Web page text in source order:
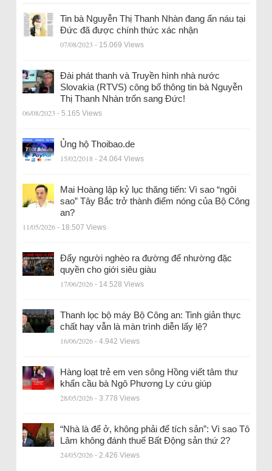
Tin bà Nguyễn Thị Thanh Nhàn đang ẩn náu tại
Đức đã được chính thức xác nhận
07/08/2023 - 15.069 Views
Đài phát thanh và Truyền hình nhà nước
Slovakia (RTVS) công bố thông tin bà Nguyễn
Thị Thanh Nhàn trốn sang Đức!
06/08/2023 - 5.165 Views
Ủng hộ Thoibao.de
15/02/2018 - 24.064 Views
Mai Hoàng lập kỷ lục thăng tiến: Vì sao “ngôi
sao” Tây Bắc trở thành điểm nóng của Bộ Công
an?
11/05/2026 - 18.507 Views
Đẩy người nghèo ra đường để nhường đặc
quyền cho giới siêu giàu
17/06/2026 - 14.528 Views
Thanh lọc bộ máy Bộ Công an: Tinh giản thực
chất hay vẫn là màn trình diễn lấy lệ?
16/06/2026 - 4.942 Views
Hàng loạt trẻ em ven sông Hồng viết tâm thư
khẩn cầu bà Ngô Phương Ly cứu giúp
28/05/2026 - 3.778 Views
“Nhà là để ở, không phải để tích sản”: Vì sao Tô
Lâm không đánh thuế Bất Động sản thứ 2?
24/05/2026 - 2.426 Views